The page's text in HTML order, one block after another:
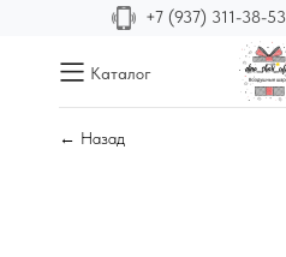
+7 (937) 311-38-53
Каталог
← Назад